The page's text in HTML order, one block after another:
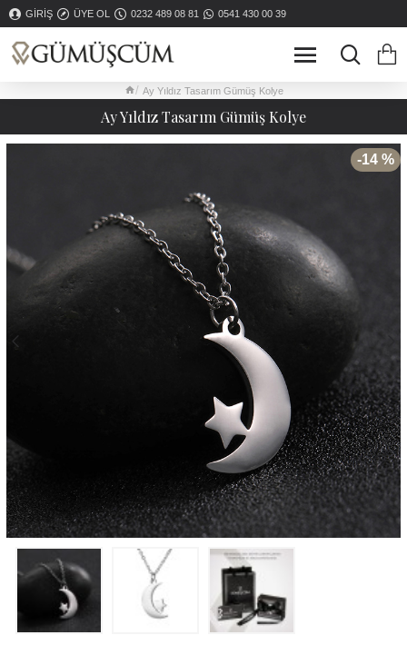
GIRIŞ ÜYE OL 0232 489 08 81 0541 430 00 39
Ay Yıldız Tasarım Gümüş Kolye
Ay Yıldız Tasarım Gümüş Kolye
-14 %